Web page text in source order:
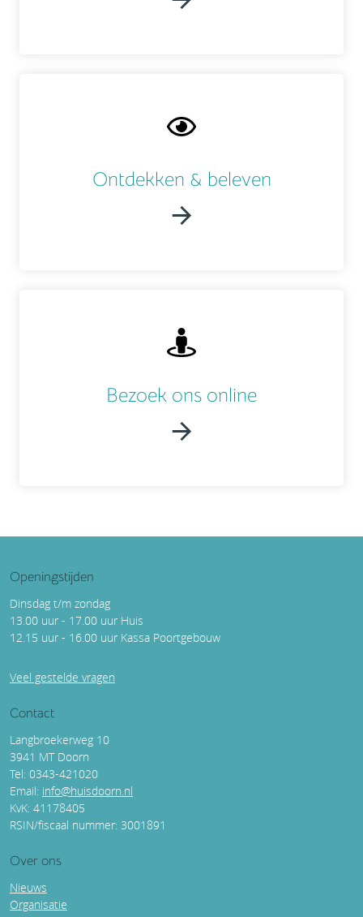
Ontdekken & beleven
Bezoek ons online
Openingstijden
Dinsdag t/m zondag
13.00 uur - 17.00 uur Huis
12.15 uur - 16.00 uur Kassa Poortgebouw
Veel gestelde vragen
Contact
Langbroekerweg 10
3941 MT Doorn
Tel: 0343-421020
Email: info@huisdoorn.nl
KvK: 41178405
RSIN/fiscaal nummer: 3001891
Over ons
Nieuws
Organisatie